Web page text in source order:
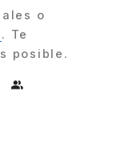
o
. Te
posible.